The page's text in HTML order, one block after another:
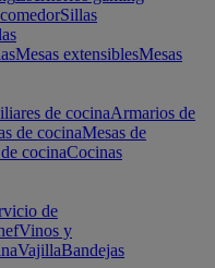
Sillas
Mesas extensiblesMesas
de cocinaArmarios de
de cocinaMesas de
cocinaCocinas
de
Vinos y
VajillaBandejas